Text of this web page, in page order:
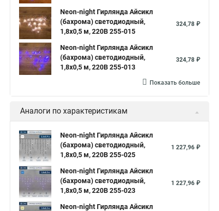
Neon-night Гирлянда Айсикл
(бахрома) светодиодный,
1,8х0,5 м, 220В 255-015
324,78 ₽
Neon-night Гирлянда Айсикл
(бахрома) светодиодный,
1,8х0,5 м, 220В 255-013
324,78 ₽
Показать больше
Аналоги по характеристикам
Neon-night Гирлянда Айсикл
(бахрома) светодиодный,
1,8х0,5 м, 220В 255-025
1 227,96 ₽
Neon-night Гирлянда Айсикл
(бахрома) светодиодный,
1,8х0,5 м, 220В 255-023
1 227,96 ₽
Neon-night Гирлянда Айсикл